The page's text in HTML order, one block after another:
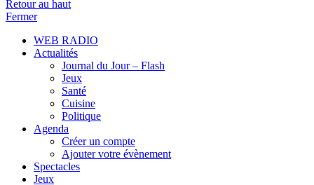
Retour au haut
Fermer
WEB RADIO
Actualités
Journal du Jour – Flash
Jeux
Santé
Cuisine
Politique
Agenda
Créer un compte
Ajouter votre évènement
Spectacles
Jeux